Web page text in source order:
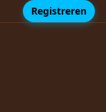
Registreren